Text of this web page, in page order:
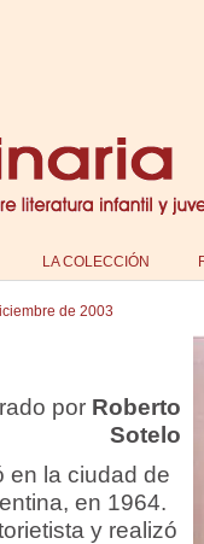
LA COLECCIÓN
de 2003
por Roberto
Sotelo
en la ciudad de
en 1964.
y realizó